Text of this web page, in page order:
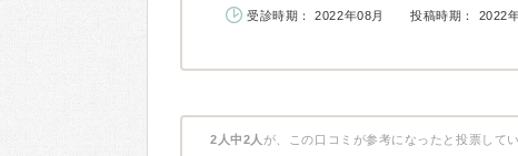
受診時期： 2022年08月 投稿時期： 2022
2人中2人 が、この口コミが参考になったと投票してい